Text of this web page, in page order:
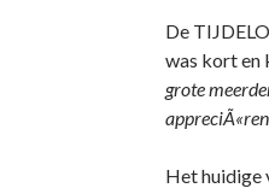
De
was kort en
grote
Het huidige